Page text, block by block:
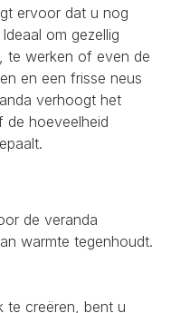
ervoor dat u nog
om gezellig
te werken of even de
en een frisse neus
verhoogt het
de hoeveelheid
de veranda
warmte tegenhoudt.
te creëren, bent u